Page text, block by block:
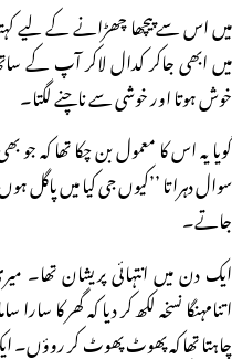
میں اس سے پیچھا چھڑانے کے لیے
میں ابھی جاکر کدال لاکر آپ کے
خوش ہوتا اور خوشی سے ناچنے لگتا۔
گویا یہ اس کا معمول بن چکا تھا کہ
سوال دہراتا ’’کیوں جی کیا میں
جاتے۔
ایک دن میں انتہائی پریشان تھا۔
اتنامہنگا نسخہ لکھ کر دیا کہ گھر کا
چاہتا تھا کہ پھوٹ پھوٹ کر روؤں۔